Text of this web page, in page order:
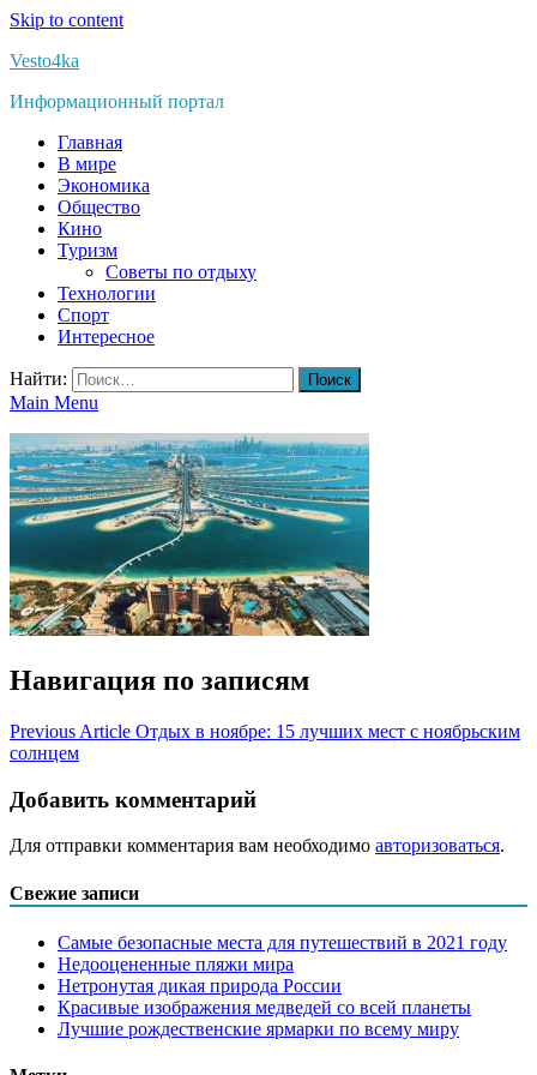
Skip to content
Vesto4ka
Информационный портал
Главная
В мире
Экономика
Общество
Кино
Туризм
Советы по отдыху
Технологии
Спорт
Интересное
Найти:
Main Menu
Навигация по записям
Previous Article Отдых в ноябре: 15 лучших мест с ноябрьским
солнцем
Добавить комментарий
Для отправки комментария вам необходимо авторизоваться.
Свежие записи
Самые безопасные места для путешествий в 2021 году
Недооцененные пляжи мира
Нетронутая дикая природа России
Красивые изображения медведей со всей планеты
Лучшие рождественские ярмарки по всему миру